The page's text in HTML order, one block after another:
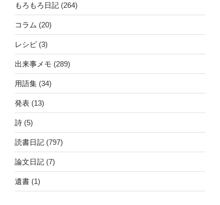
もろもろ日記 (264)
コラム (20)
レシピ (3)
出来事メモ (289)
用語集 (34)
発表 (13)
詩 (5)
読書日記 (797)
論文日記 (7)
遺書 (1)